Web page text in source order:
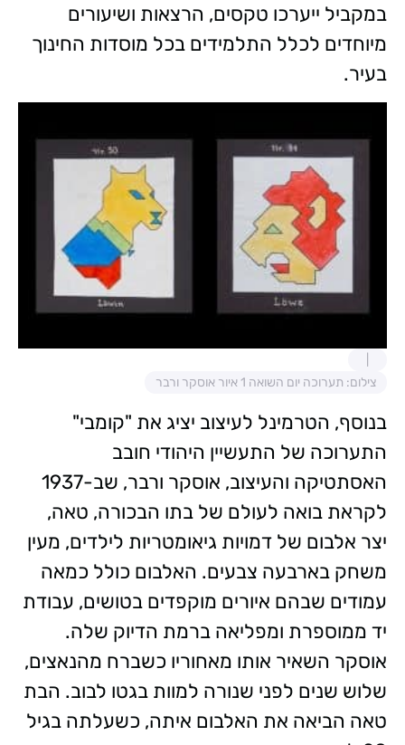
במקביל ייערכו טקסים, הרצאות ושיעורים
מיוחדים לכלל התלמידים בכל מוסדות החינוך
בעיר.
צילום: תערוכה יום השואה 1 איור אוסקר ורבר
בנוסף, הטרמינל לעיצוב יציג את "קומבי"
התערוכה של התעשיין היהודי חובב
האסתטיקה והעיצוב, אוסקר ורבר, שב-1937
לקראת בואה לעולם של בתו הבכורה, טאה,
יצר אלבום של דמויות גיאומטריות לילדים, מעין
משחק בארבעה צבעים. האלבום כולל כמאה
עמודים שבהם איורים מוקפדים בטושים, עבודת
יד ממוספרת ומפליאה ברמת הדיוק שלה.
אוסקר השאיר אותו מאחוריו כשברח מהנאצים,
שלוש שנים לפני שנורה למוות בגטו לבוב. הבת
טאה הביאה את האלבום איתה, כשעלתה בגיל